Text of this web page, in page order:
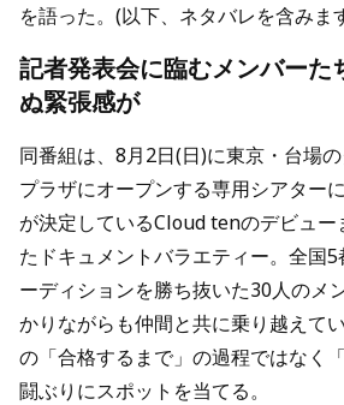
を語った。(以下、ネタバレを含みま
記者発表会に臨むメンバーた
ぬ緊張感が
同番組は、8月2日(日)に東京・台場
プラザにオープンする専用シアター
が決定しているCloud tenのデビュー
たドキュメントバラエティー。全国
ーディションを勝ち抜いた30人のメ
かりながらも仲間と共に乗り越えて
の「合格するまで」の過程ではなく
闘ぶりにスポットを当てる。